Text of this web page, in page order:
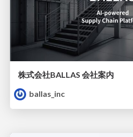
株式会社BALLAS 会社案内
ballas_inc